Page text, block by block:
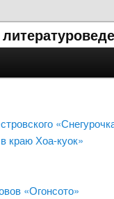
краю Хоа-куок»
«Огонсото»